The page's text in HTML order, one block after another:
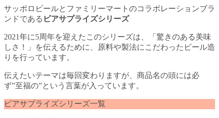
サッポロビールとファミリーマートのコラボレーションブラ
ンドである ビアサプライズシリーズ
2021年に5周年を迎えたこのシリーズは、「驚きのある美味
しさ！」を伝えるために、原料や製法にこだわったビール造
りを行っています。
伝えたいテーマは毎回変わりますが、商品名の頭には必
ず”至福の”という言葉が入っています。
ビアサプライズシリーズ一覧